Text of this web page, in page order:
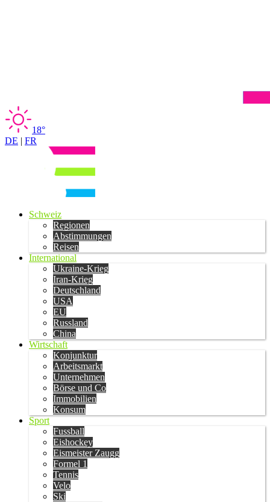
18°
DE | FR
Schweiz
Regionen
Abstimmungen
Reisen
International
Ukraine-Krieg
Iran-Krieg
Deutschland
USA
EU
Russland
China
Wirtschaft
Konjunktur
Arbeitsmarkt
Unternehmen
Börse und Co
Immobilien
Konsum
Sport
Fussball
Eishockey
Eismeister Zaugg
Formel 1
Tennis
Velo
Ski